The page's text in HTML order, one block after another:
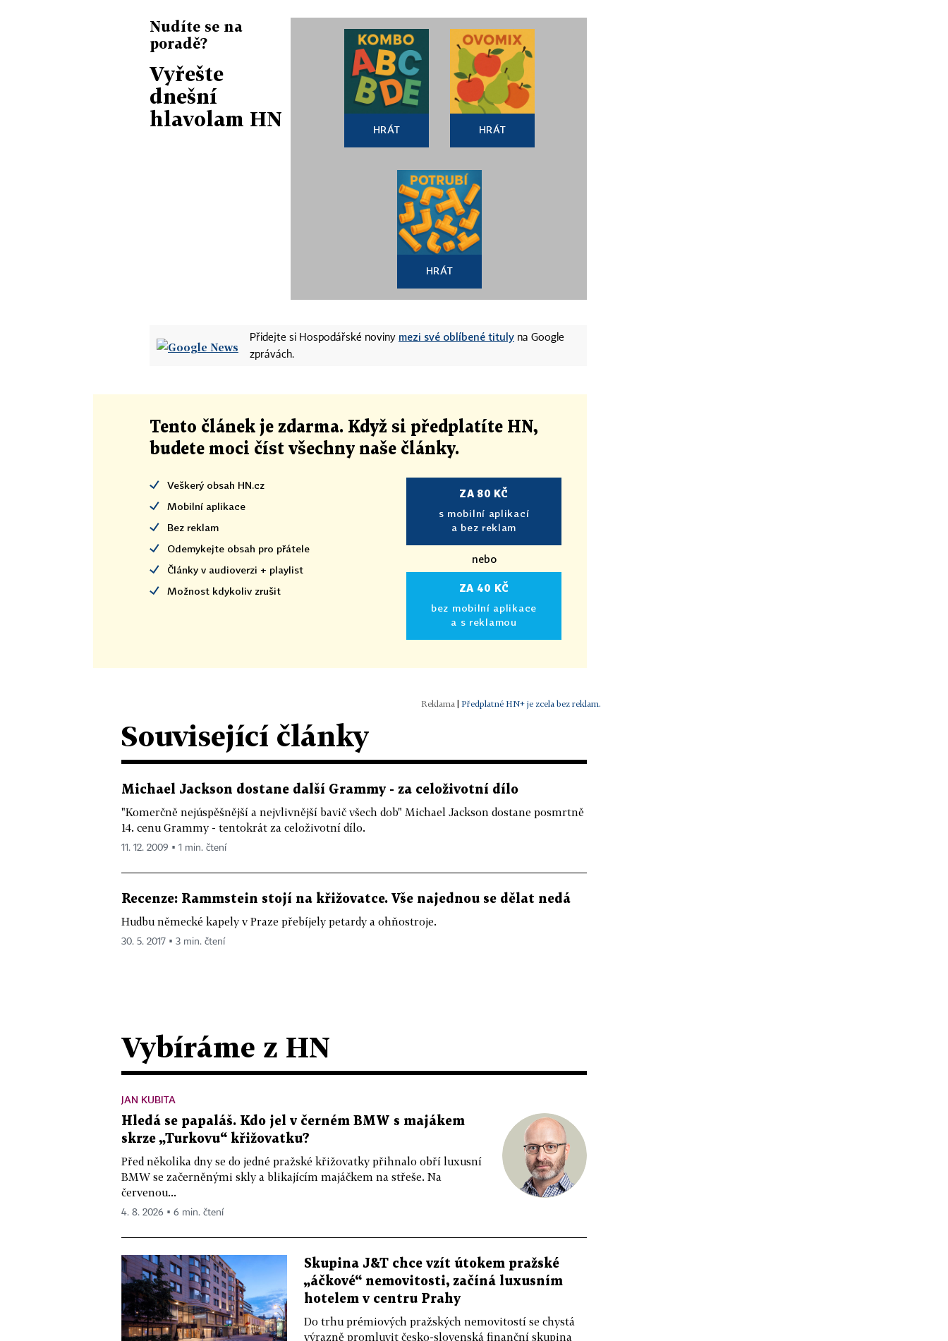
Nudíte se na
poradě?
Vyřešte
dnešní
hlavolam HN
HRÁT HRÁT
HRÁT
Přidejte si Hospodářské noviny mezi své oblíbené tituly na Google
zprávách.
Tento článek je zdarma. Když si předplatíte HN,
budete moci číst všechny naše články.
Veškerý obsah HN.cz
Mobilní aplikace
Bez reklam
Odemykejte obsah pro přátele
Články v audioverzi + playlist
Možnost kdykoliv zrušit
ZA 80 KČ
s mobilní aplikací
a bez reklam
nebo
ZA 40 KČ
bez mobilní aplikace
a s reklamou
Předplatné HN+ je zcela bez reklam.
Související články
Michael Jackson dostane další Grammy - za celoživotní dílo
"Komerčně nejúspěšnější a nejvlivnější bavič všech dob" Michael Jackson dostane posmrtně
14. cenu Grammy - tentokrát za celoživotní dílo.
11. 12. 2009 ▪ 1 min. čtení
Recenze: Rammstein stojí na křižovatce. Vše najednou se dělat nedá
Hudbu německé kapely v Praze přebíjely petardy a ohňostroje.
30. 5. 2017 ▪ 3 min. čtení
Vybíráme z HN
JAN KUBITA
Hledá se papaláš. Kdo jel v černém BMW s majákem
skrze „Turkovu“ křižovatku?
Před několika dny se do jedné pražské křižovatky přihnalo obří luxusní
BMW se začerněnými skly a blikajícím majáčkem na střeše. Na
červenou...
4. 8. 2026 ▪ 6 min. čtení
Skupina J&T chce vzít útokem pražské
„áčkové“ nemovitosti, začíná luxusním
hotelem v centru Prahy
Do trhu prémiových pražských nemovitostí se chystá
výrazně promluvit česko-slovenská finanční skupina